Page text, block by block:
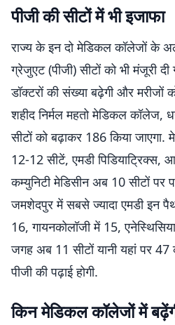
पीजी की सीटों में भी इजाफा
राज्य के इन दो मेडिकल कॉलेजों के
ग्रेजुएट (पीजी) सीटों को भी मंजूरी
डॉक्टरों की संख्या बढ़ेगी और मरीजों
शहीद निर्मल महतो मेडिकल कॉलेज,
सीटों को बढ़ाकर 186 किया जाएगा.
12-12 सीटें, एमडी पिडियाट्रिक्स,
कम्युनिटी मेडिसीन अब 10 सीटों पर
जमशेदपुर में सबसे ज्यादा एमडी इन
16, गायनकोलॉजी में 15,
जगह अब 11 सीटों यानी यहां पर
पीजी की पढ़ाई होगी.
किन मेडिकल कॉलेजों में